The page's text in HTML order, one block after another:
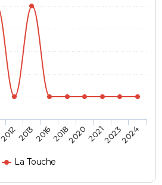
La Touche
20122013201620182020202120232024